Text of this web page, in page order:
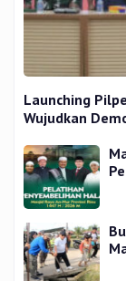
Launching
Wujudkan